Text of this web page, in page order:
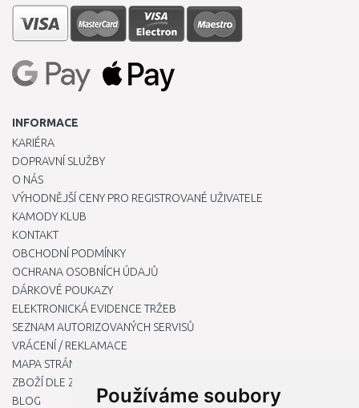
Používáme soubory
INFORMACE
KARIÉRA
DOPRAVNÍ SLUŽBY
O NÁS
VÝHODNĚJŠÍ CENY PRO REGISTROVANÉ UŽIVATELE
KAMODY KLUB
KONTAKT
OBCHODNÍ PODMÍNKY
OCHRANA OSOBNÍCH ÚDAJŮ
DÁRKOVÉ POUKAZY
ELEKTRONICKÁ EVIDENCE TRŽEB
SEZNAM AUTORIZOVANÝCH SERVISŮ
VRÁCENÍ / REKLAMACE
MAPA STRÁNKY
ZBOŽÍ DLE ZNAČEK
BLOG